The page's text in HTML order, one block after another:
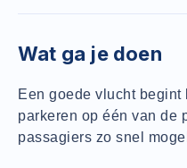
Wat ga je doen
Een goede vlucht
parkeren op één van de
passagiers zo snel